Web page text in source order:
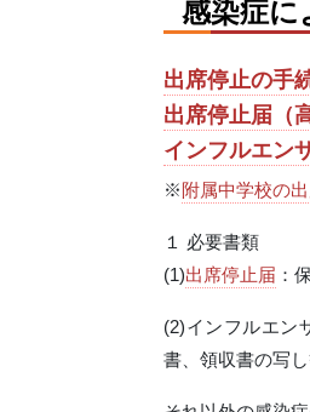
感染症に
出席停止の手
出席停止届（
インフルエン
※附属中学校の
１ 必要書類
(1)出席停止届 ：
(2)インフルエン
書、領収書の写